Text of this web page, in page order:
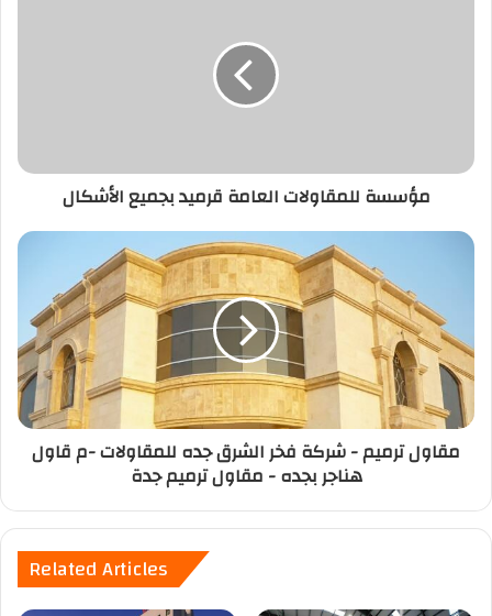
مؤسسة للمقاولات العامة قرميد بجميع الأشكال
مقاول ترميم - شركة فخر الشرق جده للمقاولات -م قاول
هناجر بجده - مقاول ترميم جدة
Related Articles